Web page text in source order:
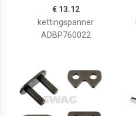
€ 13.12
kettingspanner
ADBP760022